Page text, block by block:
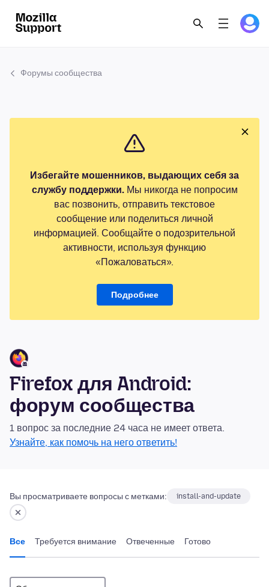
Форумы сообщества
Избегайте мошенников, выдающих себя за
службу поддержки.Мы никогда не попросим
вас позвонить, отправить текстовое
сообщение или поделиться личной
информацией. Сообщайте о подозрительной
активности, используя функцию
«Пожаловаться».
Подробнее
Firefox для Android:
форум сообщества
1 вопрос за последние 24 часа не имеет ответа.
Узнайте, как помочь на него ответить!
Вы просматриваете вопросы с метками: install-and-update
Все Требуется внимание Отвеченные Готово